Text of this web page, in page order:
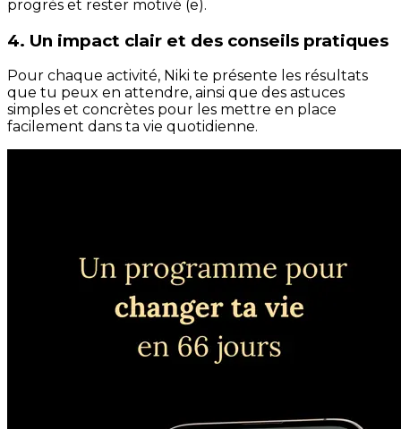
progrès et rester motivé (e).
4. Un impact clair et des conseils pratiques
Pour chaque activité, Niki te présente les résultats
que tu peux en attendre, ainsi que des astuces
simples et concrètes pour les mettre en place
facilement dans ta vie quotidienne.